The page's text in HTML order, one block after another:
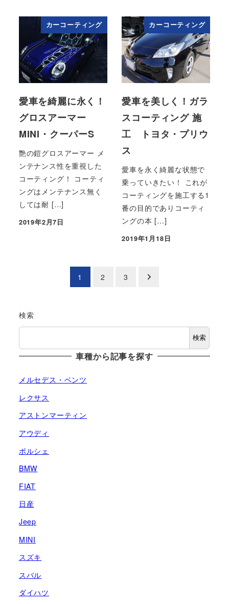
カーコーティング
愛車を綺麗に永く！
グロスアーマー
MINI・クーパーS
艶の鎧グロスアーマー メ
ンテナンス性を重視した
コーティング！ コーティ
ングはメンテナンス無く
しては耐 […]
投稿日
2019年2月7日
カーコーティング
愛車を美しく！ガラ
スコーティング 施
工 トヨタ・プリウ
ス
愛車を永く綺麗な状態で
乗っていきたい！ これが
コーティングを施工する1
番の目的でありコーティ
ングの本 […]
投稿日
2019年1月18日
の
ー
ジ
送
り
1 2 3
検索
検索
車種から記事を探す
メルセデス・ベンツ
レクサス
アストンマーティン
アウディ
ポルシェ
BMW
FIAT
日産
Jeep
MINI
スズキ
スバル
ダイハツ